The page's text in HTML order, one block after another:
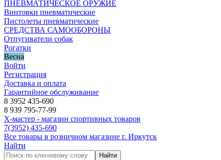
ПНЕВМАТИЧЕСКОЕ ОРУЖИЕ
Винтовки пневматические
Пистолеты пневматические
СРЕДСТВА САМООБОРОНЫ
Отпугиватели собак
Рогатки
Весна
Войти
Регистрация
Доставка и оплата
Гарантийное обслуживание
8 3952 435-690
8 939 795-77-99
Х-мастер - магазин спортивных товаров
7(3952) 435-690
Все товары в розничном магазине г. Иркутск
Найти
Найти